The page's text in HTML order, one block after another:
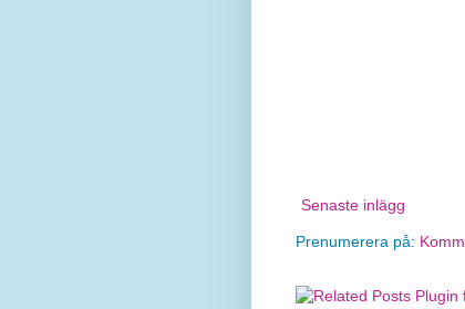
Senaste inlägg
Prenumerera på: